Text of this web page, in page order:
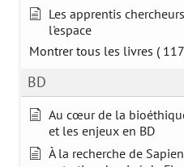
Les apprentis
l'espace
Montrer tous les livres (
BD
Au cœur de la
et les enjeux en BD
À la recherche de